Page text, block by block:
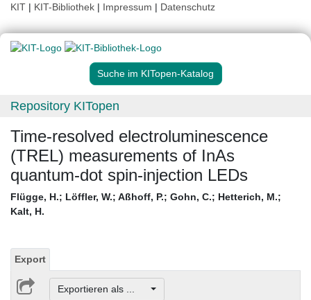
KIT | KIT-Bibliothek | Impressum | Datenschutz
Suche im KITopen-Katalog
Repository KITopen
Time-resolved electroluminescence
(TREL) measurements of InAs
quantum-dot spin-injection LEDs
Flügge, H.; Löffler, W.; Aßhoff, P.; Gohn, C.; Hetterich, M.;
Kalt, H.
Export
Exportieren als ...